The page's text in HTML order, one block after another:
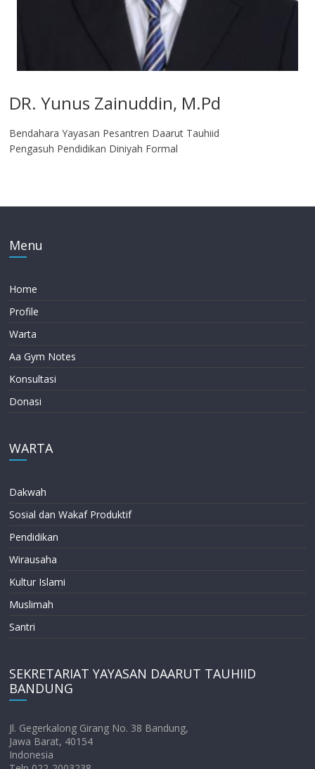
DR. Yunus Zainuddin, M.Pd
Bendahara Yayasan Pesantren Daarut Tauhiid
Pengasuh Pendidikan Diniyah Formal
Menu
Home
Profile
Warta
Aa Gym Notes
Konsultasi
Donasi
WARTA
Dakwah
Sosial dan Wakaf Produktif
Pendidikan
Wirausaha
Kultur Islami
Muslimah
Santri
SEKRETARIAT YAYASAN DAARUT TAUHIID
BANDUNG
Jl. Gegerkalong Girang No. 38 Bandung,
Jawa Barat, 40154
Indonesia